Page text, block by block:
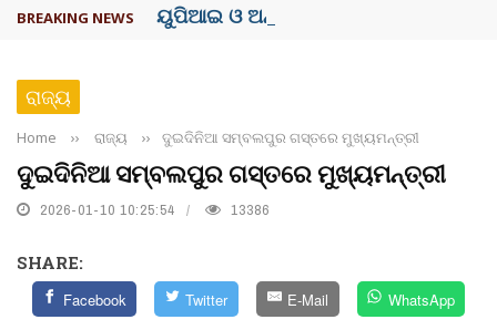
BREAKING NEWS ୟୁପିଆଇ ଓ ଅନ୍ୟାନ୍ୟ ଡିଜିଟାଲ୍ ନେଣଦେଣ ...
ରାଜ୍ୟ
Home ›› ରାଜ୍ୟ ›› ଦୁଇଦିନିଆ ସମ୍ବଲପୁର ଗସ୍ତରେ ମୁଖ୍ୟମନ୍ତ୍ରୀ
ଦୁଇଦିନିଆ ସମ୍ବଲପୁର ଗସ୍ତରେ ମୁଖ୍ୟମନ୍ତ୍ରୀ
2026-01-10 10:25:54 13386
SHARE:
Facebook Twitter E-Mail WhatsApp